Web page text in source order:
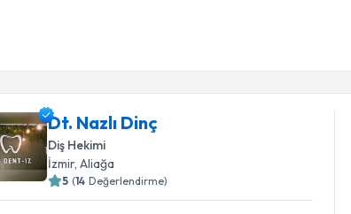
Dt. Nazlı Dinç
Diş Hekimi
İzmir, Aliağa
5 (14 Değerlendirme)